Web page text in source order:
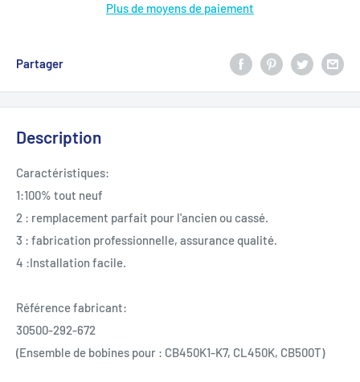
Plus de moyens de paiement
Partager
Description
Caractéristiques:
1:100% tout neuf
2 : remplacement parfait pour l'ancien ou cassé.
3 : fabrication professionnelle, assurance qualité.
4 :Installation facile.
Référence fabricant:
30500-292-672
(Ensemble de bobines pour : CB450K1-K7, CL450K, CB500T)